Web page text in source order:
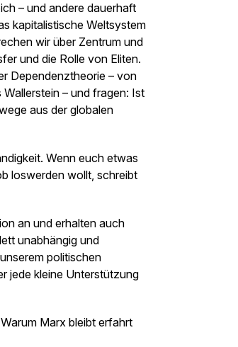
– und andere dauerhaft
kapitalistische Weltsystem
wir über Zentrum und
und die Rolle von Eliten.
Dependenztheorie – von
– und fragen: Ist
aus der globalen
Wenn euch etwas
loswerden wollt, schreibt
an und erhalten auch
unabhängig und
politischen
jede kleine Unterstützung
Marx bleibt erfahrt